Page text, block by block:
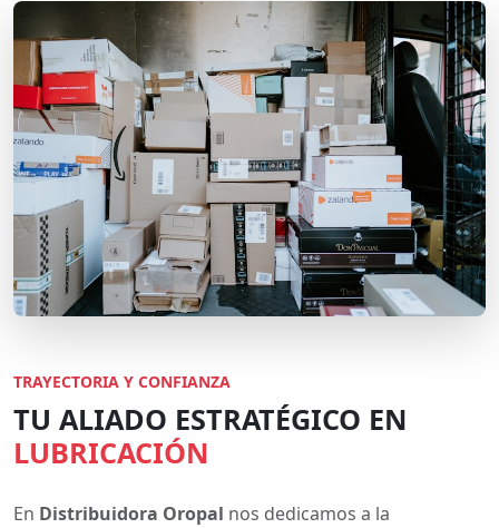
TRAYECTORIA Y CONFIANZA
TU ALIADO ESTRATÉGICO EN
LUBRICACIÓN
En Distribuidora Oropal nos dedicamos a la